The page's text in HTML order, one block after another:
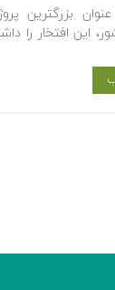
بزرگترین
این افتخار را